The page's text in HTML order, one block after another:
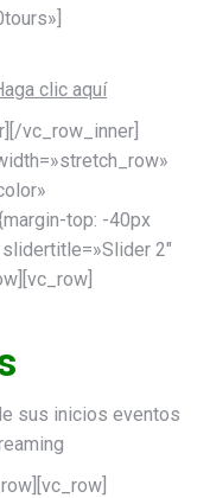
clic aquí
vc_row_inner]
top: -40px
2″
sus inicios eventos